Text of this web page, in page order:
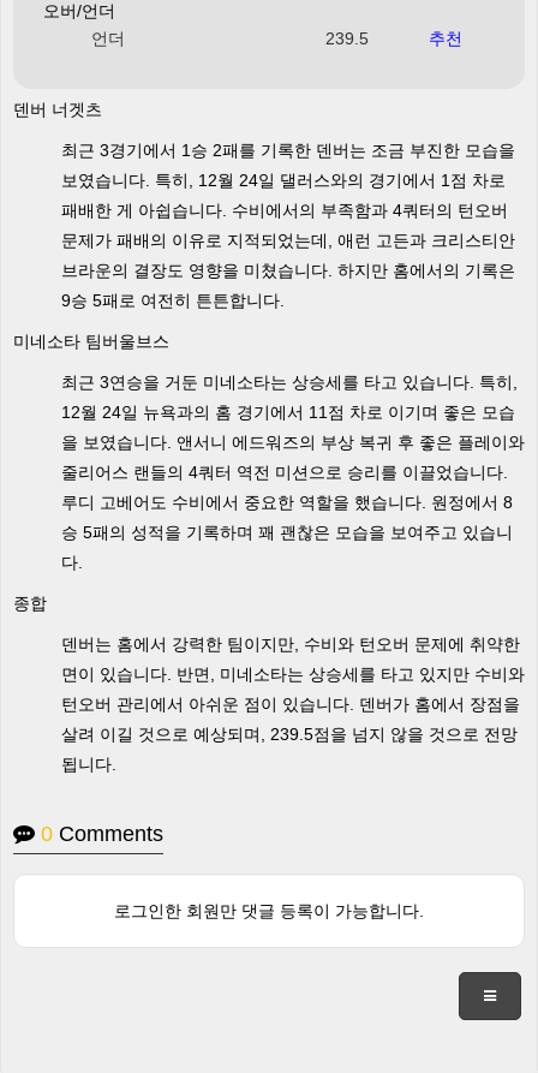
오버/언더
언더
239.5 추천
덴버 너겟츠
최근 3경기에서 1승 2패를 기록한 덴버는 조금 부진한 모습을
보였습니다. 특히, 12월 24일 댈러스와의 경기에서 1점 차로
패배한 게 아쉽습니다. 수비에서의 부족함과 4쿼터의 턴오버
문제가 패배의 이유로 지적되었는데, 애런 고든과 크리스티안
브라운의 결장도 영향을 미쳤습니다. 하지만 홈에서의 기록은
9승 5패로 여전히 튼튼합니다.
미네소타 팀버울브스
최근 3연승을 거둔 미네소타는 상승세를 타고 있습니다. 특히,
12월 24일 뉴욕과의 홈 경기에서 11점 차로 이기며 좋은 모습
을 보였습니다. 앤서니 에드워즈의 부상 복귀 후 좋은 플레이와
줄리어스 랜들의 4쿼터 역전 미션으로 승리를 이끌었습니다.
루디 고베어도 수비에서 중요한 역할을 했습니다. 원정에서 8
승 5패의 성적을 기록하며 꽤 괜찮은 모습을 보여주고 있습니
다.
종합
덴버는 홈에서 강력한 팀이지만, 수비와 턴오버 문제에 취약한
면이 있습니다. 반면, 미네소타는 상승세를 타고 있지만 수비와
턴오버 관리에서 아쉬운 점이 있습니다. 덴버가 홈에서 장점을
살려 이길 것으로 예상되며, 239.5점을 넘지 않을 것으로 전망
됩니다.
0 Comments
로그인한 회원만 댓글 등록이 가능합니다.